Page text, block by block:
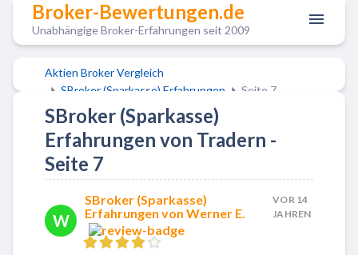
Broker-Bewertungen.de
Unabhängige Broker-Erfahrungen seit 2009
Aktien Broker Vergleich
SBroker (Sparkasse) Erfahrungen
Seite 7
SBroker (Sparkasse)
Erfahrungen von Tradern -
Seite 7
W
SBroker (Sparkasse)
Erfahrungen von Werner E.
VOR 14
JAHREN